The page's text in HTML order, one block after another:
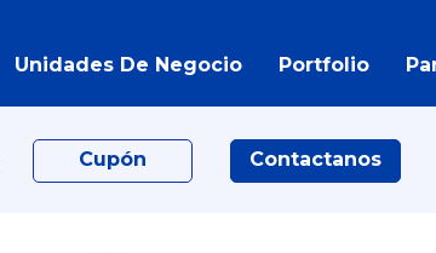
Unidades De Negocio Portfolio
Cupón Contactanos